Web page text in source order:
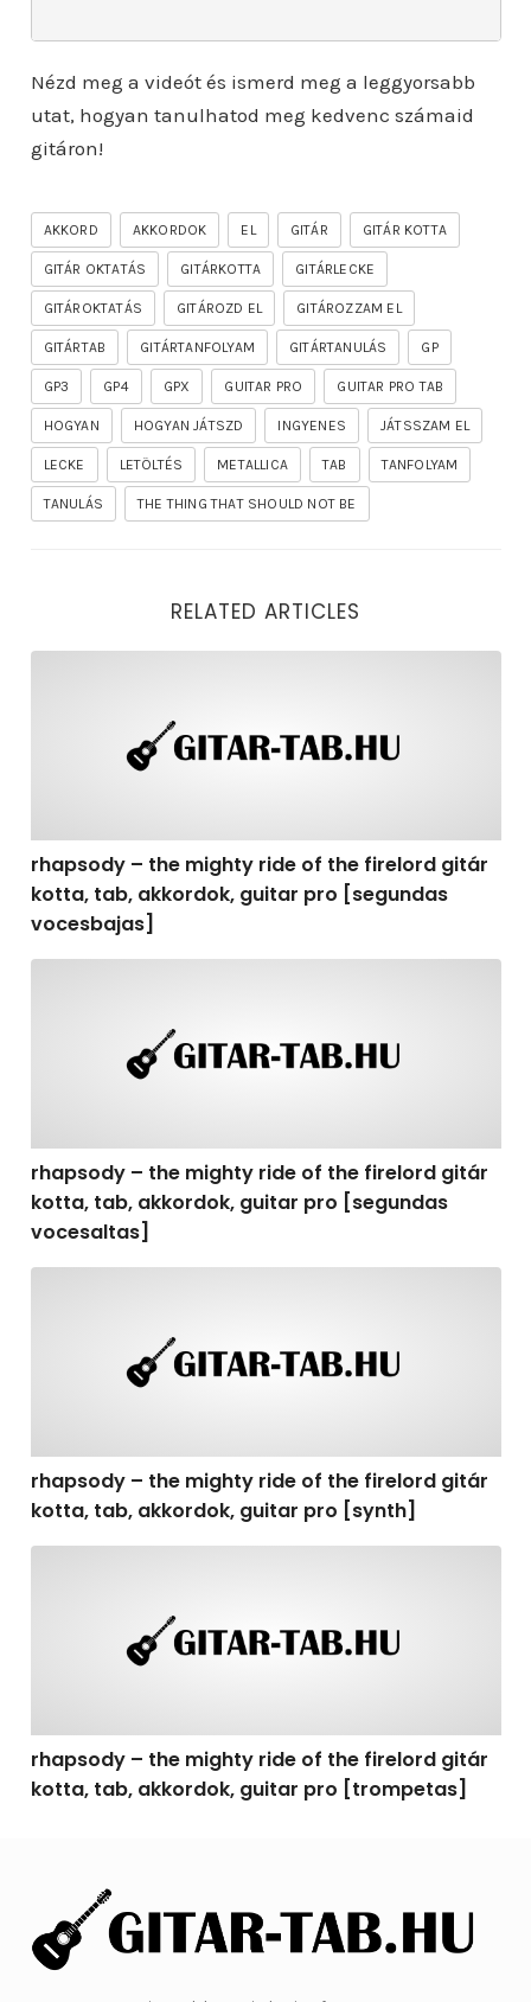
Nézd meg a videót és ismerd meg a leggyorsabb
utat, hogyan tanulhatod meg kedvenc számaid
gitáron!
AKKORD AKKORDOK EL GITÁR GITÁR KOTTA
GITÁR OKTATÁS GITÁRKOTTA GITÁRLECKE
GITÁROKTATÁS GITÁROZD EL GITÁROZZAM EL
GITÁRTAB GITÁRTANFOLYAM GITÁRTANULÁS GP
GP3 GP4 GPX GUITAR PRO GUITAR PRO TAB
HOGYAN HOGYAN JÁTSZD INGYENES JÁTSSZAM EL
LECKE LETÖLTÉS METALLICA TAB TANFOLYAM
TANULÁS THE THING THAT SHOULD NOT BE
RELATED ARTICLES
rhapsody – the mighty ride of the firelord gitár
kotta, tab, akkordok, guitar pro [segundas
vocesbajas]
rhapsody – the mighty ride of the firelord gitár
kotta, tab, akkordok, guitar pro [segundas
vocesaltas]
rhapsody – the mighty ride of the firelord gitár
kotta, tab, akkordok, guitar pro [synth]
rhapsody – the mighty ride of the firelord gitár
kotta, tab, akkordok, guitar pro [trompetas]